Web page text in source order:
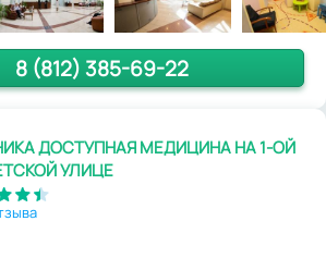
8 (812) 385-69-22
ДОСТУПНАЯ МЕДИЦИНА НА 1-ОЙ
УЛИЦЕ